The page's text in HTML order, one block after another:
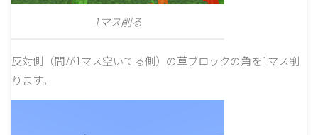
1マス削る
反対側（間が1マス空いてる側）の草ブロックの角を1マス削
ります。